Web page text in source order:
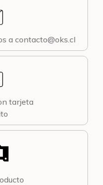
a contacto@oks.cl
tarjeta